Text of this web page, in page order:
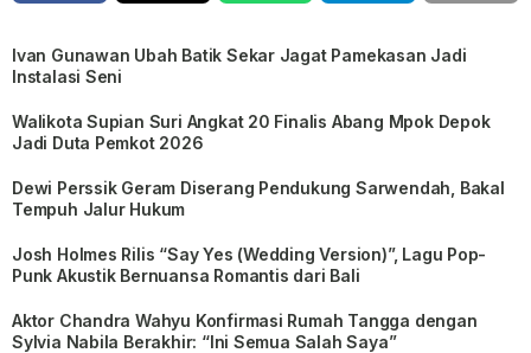
Ivan Gunawan Ubah Batik Sekar Jagat Pamekasan Jadi
Instalasi Seni
Walikota Supian Suri Angkat 20 Finalis Abang Mpok Depok
Jadi Duta Pemkot 2026
Dewi Perssik Geram Diserang Pendukung Sarwendah, Bakal
Tempuh Jalur Hukum
Josh Holmes Rilis “Say Yes (Wedding Version)”, Lagu Pop-
Punk Akustik Bernuansa Romantis dari Bali
Aktor Chandra Wahyu Konfirmasi Rumah Tangga dengan
Sylvia Nabila Berakhir: “Ini Semua Salah Saya”